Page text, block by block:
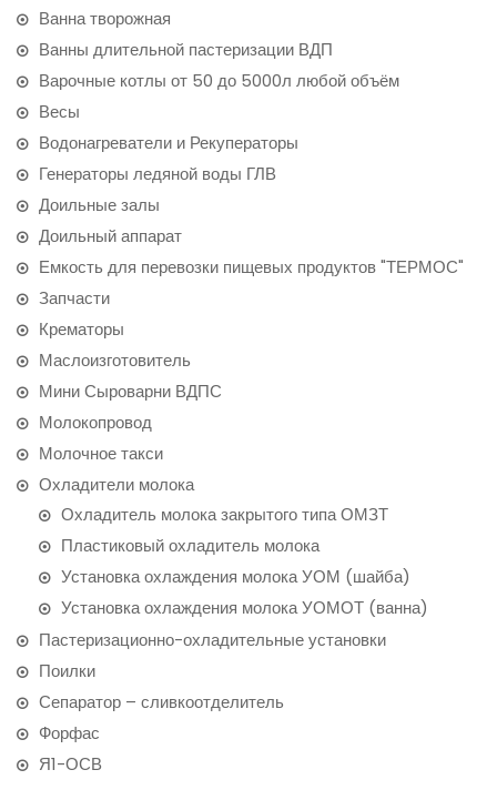
Ванна творожная
Ванны длительной пастеризации ВДП
Варочные котлы от 50 до 5000л любой объём
Весы
Водонагреватели и Рекуператоры
Генераторы ледяной воды ГЛВ
Доильные залы
Доильный аппарат
Емкость для перевозки пищевых продуктов "ТЕРМОС"
Запчасти
Крематоры
Маслоизготовитель
Мини Сыроварни ВДПС
Молокопровод
Молочное такси
Охладители молока
Охладитель молока закрытого типа ОМЗТ
Пластиковый охладитель молока
Установка охлаждения молока УОМ (шайба)
Установка охлаждения молока УОМОТ (ванна)
Пастеризационно-охладительные установки
Поилки
Сепаратор – сливкоотделитель
Форфас
Я1-ОСВ